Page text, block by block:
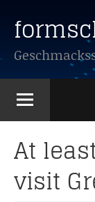
Inhalt
springen
At
visit